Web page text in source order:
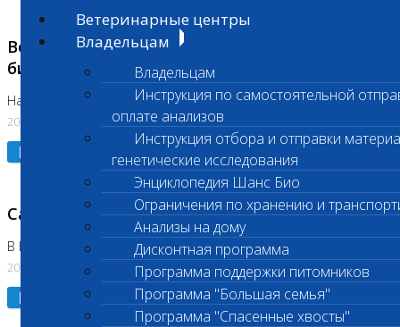
Ветеринарные центры
Владельцам
Владельцам
Инструкция по самостоятельной
оплате анализов
Инструкция отбора и отправки
генетические исследования
Энциклопедия Шанс Био
Ограничения по хранению и
Анализы на дому
Дисконтная программа
Программа поддержки питомников
Программа "Большая семья"
Программа "Спасенные хвосты"
Возобновлено выполнение срочных
биохимических исследований
На Нагорной
20.07.2026
Подробнее
Санитарный день
В Коломне 20.07.2026
20.07.2026
Подробнее